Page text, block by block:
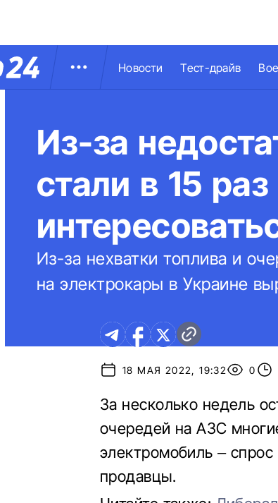
Новости Тест-драйв
Из-за
стали в 15
Из-за нехватки топлива и
на электрокары в Украине
18 МАЯ 2022, 19:32 0
За несколько недель
очередей на АЗС
электромобиль –
продавцы.